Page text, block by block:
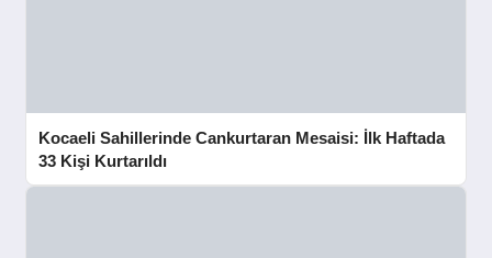
Kocaeli Sahillerinde Cankurtaran Mesaisi: İlk Haftada
33 Kişi Kurtarıldı